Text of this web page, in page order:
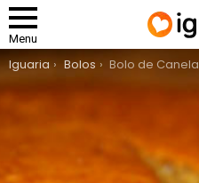
Menu
You are here:
Iguaria Bolos Bolo de Canela